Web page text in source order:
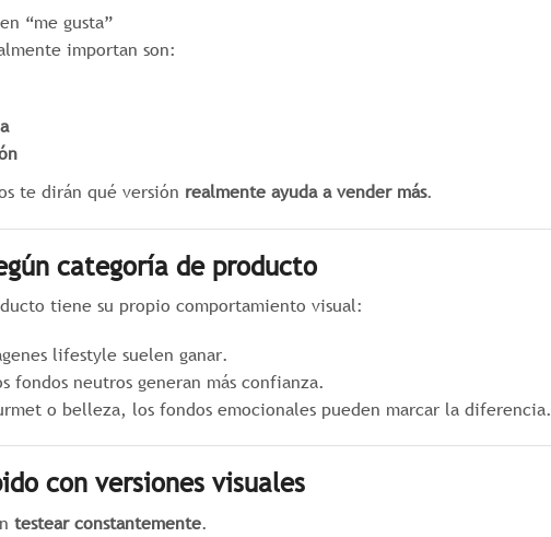
“me gusta”
importan son:
te dirán qué versión realmente ayuda a vender más.
categoría de producto
tiene su propio comportamiento visual:
lifestyle suelen ganar.
fondos neutros generan más confianza.
o belleza, los fondos emocionales pueden marcar la diferencia.
con versiones visuales
testear constantemente.